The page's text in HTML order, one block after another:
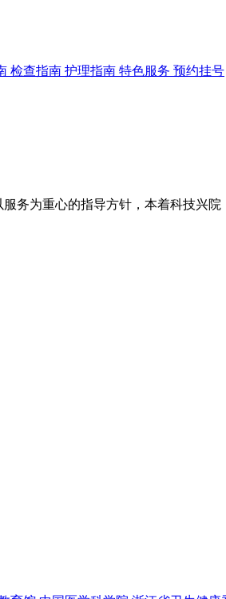
检查指南 护理指南 特色服务 预约挂号
务为重心的指导方针，本着科技兴